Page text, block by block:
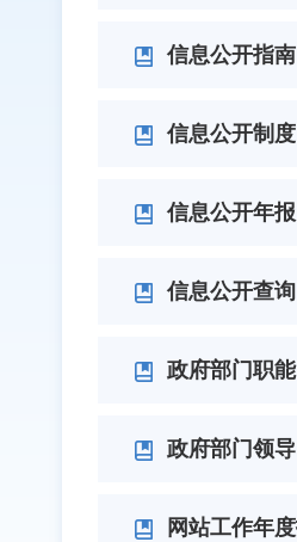
信息公开指南
信息公开制度
信息公开年报
信息公开查询
政府部门职能
政府部门领导
网站工作年